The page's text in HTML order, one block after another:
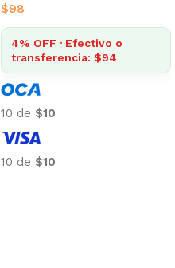
$98
4% OFF · Efectivo o
transferencia: $94
10 de $10
10 de $10